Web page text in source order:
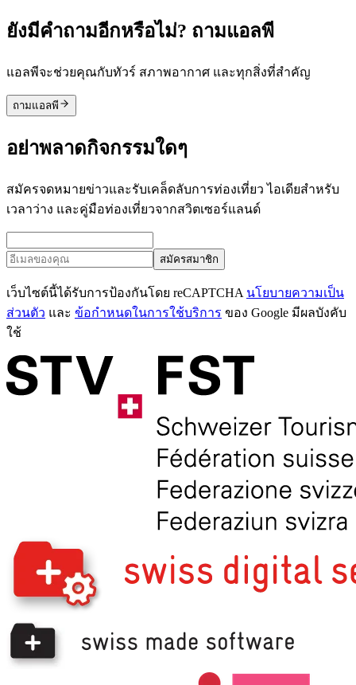
ยังมีคำถามอีกหรือไม่? ถามแอลพี
แอลพีจะช่วยคุณกับทัวร์ สภาพอากาศ และทุกสิ่งที่สำคัญ
ถามแอลพี
อย่าพลาดกิจกรรมใดๆ
สมัครจดหมายข่าวและรับเคล็ดลับการท่องเที่ยว ไอเดียสำหรับ
เวลาว่าง และคู่มือท่องเที่ยวจากสวิตเซอร์แลนด์
สมัครสมาชิก
เว็บไซต์นี้ได้รับการป้องกันโดย reCAPTCHA นโยบายความเป็น
ส่วนตัว และ ข้อกำหนดในการใช้บริการ ของ Google มีผลบังคับ
ใช้